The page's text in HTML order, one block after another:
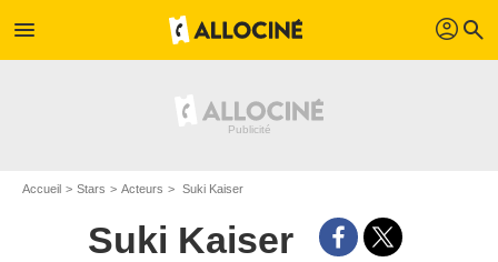
menu profil search
Accueil Stars Acteurs Suki Kaiser
Suki Kaiser